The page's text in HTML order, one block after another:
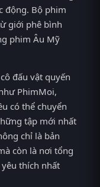
động. Bộ phim
giới phê bình
phim Âu Mỹ
đấu vật quyến
PhimMoi,
có thể chuyển
tập mới nhất
chỉ là bản
còn là nơi tổng
thích nhất